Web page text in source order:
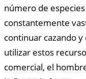
número de
constantemente
continuar cazando
utilizar estos
comercial, el